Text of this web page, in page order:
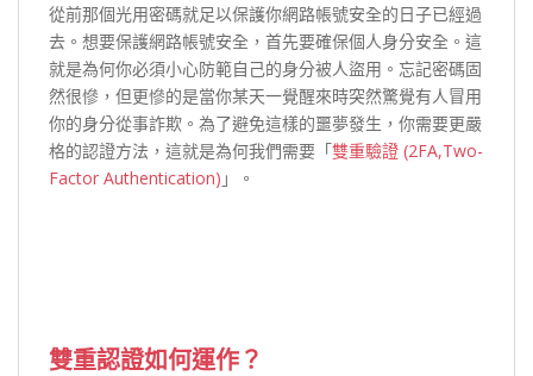
從前那個光用密碼就足以保護你網路帳號安全的日子已經過
去。想要保護網路帳號安全，首先要確保個人身分安全。這
就是為何你必須小心防範自己的身分被人盜用。忘記密碼固
然很慘，但更慘的是當你某天一覺醒來時突然驚覺有人冒用
你的身分從事詐欺。為了避免這樣的噩夢發生，你需要更嚴
格的認證方法，這就是為何我們需要「雙重驗證 (2FA,Two-
Factor Authentication) 」。
雙重認證如何運作？